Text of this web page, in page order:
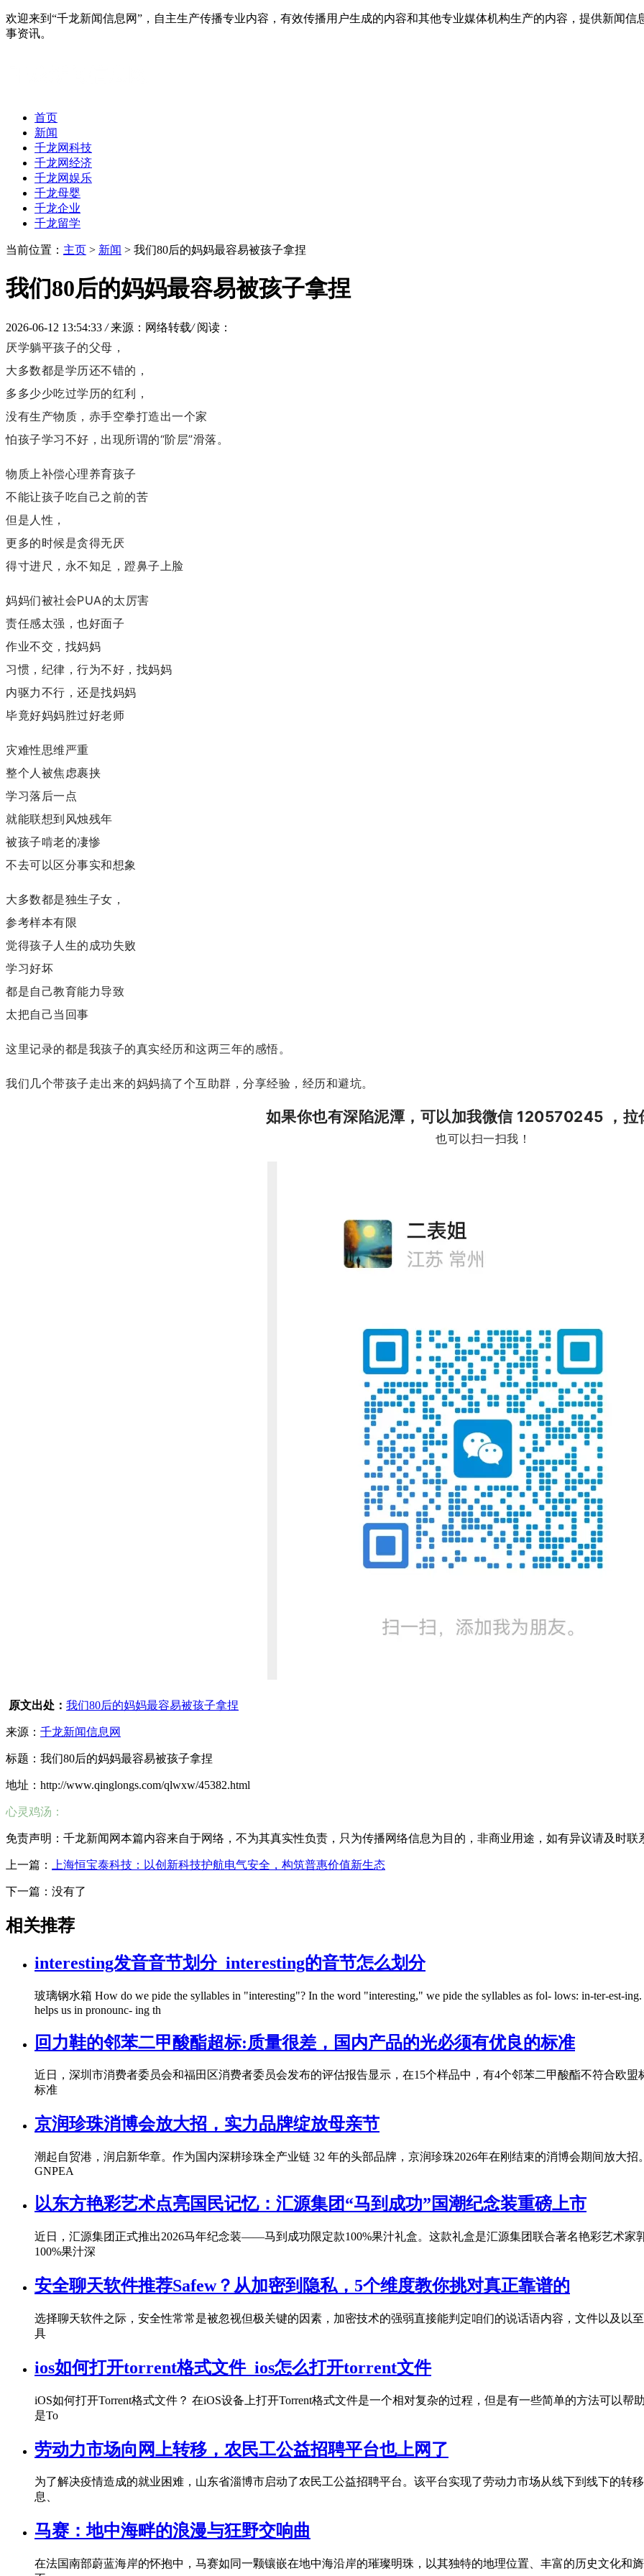
欢迎来到“千龙新闻信息网”，自主生产传播专业内容，有效传播用户生成的内容和其他专业媒体机构生产的内容，提供新闻
事资讯。
首页
新闻
千龙网科技
千龙网经济
千龙网娱乐
千龙母婴
千龙企业
千龙留学
当前位置： 主页 > 新闻 > 我们80后的妈妈最容易被孩子拿捏
我们80后的妈妈最容易被孩子拿捏
2026-06-12 13:54:33 / 来源：网络转载/ 阅读：
厌学躺平孩子的父母，
大多数都是学历还不错的，
多多少少吃过学历的红利，
没有生产物质，赤手空拳打造出一个家
怕孩子学习不好，出现所谓的“阶层”滑落。
物质上补偿心理养育孩子
不能让孩子吃自己之前的苦
但是人性，
更多的时候是贪得无厌
得寸进尺，永不知足，蹬鼻子上脸
妈妈们被社会PUA的太厉害
责任感太强，也好面子
作业不交，找妈妈
习惯，纪律，行为不好，找妈妈
内驱力不行，还是找妈妈
毕竟好妈妈胜过好老师
灾难性思维严重
整个人被焦虑裹挟
学习落后一点
就能联想到风烛残年
被孩子啃老的凄惨
不去可以区分事实和想象
大多数都是独生子女，
参考样本有限
觉得孩子人生的成功失败
学习好坏
都是自己教育能力导致
太把自己当回事
这里记录的都是我孩子的真实经历和这两三年的感悟。
我们几个带孩子走出来的妈妈搞了个互助群，分享经验，经历和避坑。
如果你也有深陷泥潭，可以加我微信 120570245 ，拉
也可以扫一扫我！
原文出处： 我们80后的妈妈最容易被孩子拿捏
来源： 千龙新闻信息网
标题：我们80后的妈妈最容易被孩子拿捏
地址：http://www.qinglongs.com/qlwxw/45382.html
心灵鸡汤：
免责声明：千龙新闻网本篇内容来自于网络，不为其真实性负责，只为传播网络信息为目的，非商业用途，如有异议请及时联
上一篇： 上海恒宝泰科技：以创新科技护航电气安全，构筑普惠价值新生态
下一篇：没有了
相关推荐
interesting发音音节划分_interesting的音节怎么划分
玻璃钢水箱 How do we pide the syllables in "interesting"? In the word "interesting," we pide the syllables as fol- lows: in-ter-est-
helps us in pronounc- ing th
回力鞋的邻苯二甲酸酯超标:质量很差，国内产品的光必须有优良的标准
近日，深圳市消费者委员会和福田区消费者委员会发布的评估报告显示，在15个样品中，有4个邻苯二甲酸酯不符合欧
标准
京润珍珠消博会放大招，实力品牌绽放母亲节
潮起自贸港，润启新华章。作为国内深耕珍珠全产业链 32 年的头部品牌，京润珍珠2026年在刚结束的消博会期间放大招
GNPEA
以东方艳彩艺术点亮国民记忆：汇源集团“马到成功”国潮纪念装重磅上市
近日，汇源集团正式推出2026马年纪念装——马到成功限定款100%果汁礼盒。这款礼盒是汇源集团联合著名艳彩艺术家
100%果汁深
安全聊天软件推荐Safew？从加密到隐私，5个维度教你挑对真正靠谱的
选择聊天软件之际，安全性常常是被忽视但极关键的因素，加密技术的强弱直接能判定咱们的说话语内容，文件以及以
具
ios如何打开torrent格式文件_ios怎么打开torrent文件
iOS如何打开Torrent格式文件？ 在iOS设备上打开Torrent格式文件是一个相对复杂的过程，但是有一些简单的方法可以
是To
劳动力市场向网上转移，农民工公益招聘平台也上网了
为了解决疫情造成的就业困难，山东省淄博市启动了农民工公益招聘平台。该平台实现了劳动力市场从线下到线下的转
息、
马赛：地中海畔的浪漫与狂野交响曲
在法国南部蔚蓝海岸的怀抱中，马赛如同一颗镶嵌在地中海沿岸的璀璨明珠，以其独特的地理位置、丰富的历史文化和